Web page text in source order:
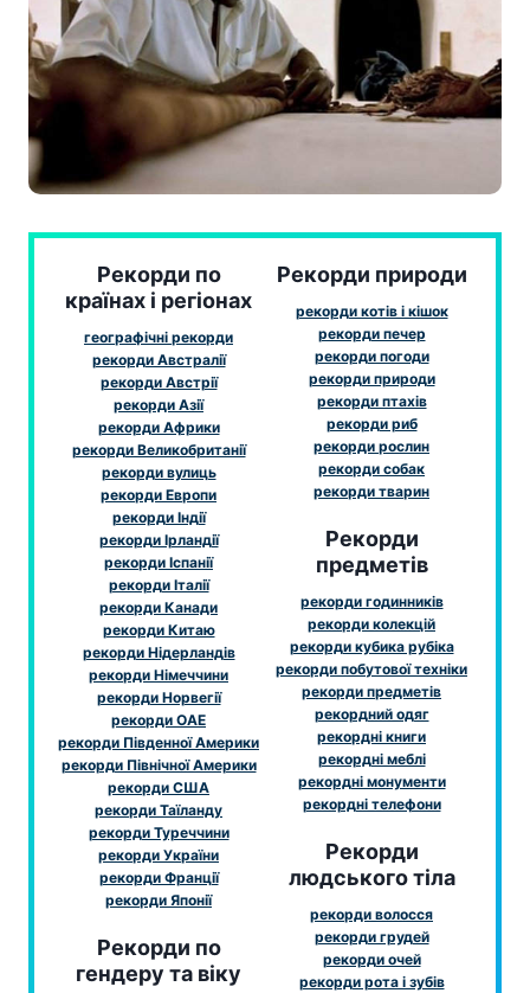
Рекорди по
країнах і регіонах
географічні рекорди
рекорди Австралії
рекорди Австрії
рекорди Азії
рекорди Африки
рекорди Великобританії
рекорди вулиць
рекорди Европи
рекорди Індії
рекорди Ірландії
рекорди Іспанії
рекорди Італії
рекорди Канади
рекорди Китаю
рекорди Нідерландів
рекорди Німеччини
рекорди Норвегії
рекорди ОАЕ
рекорди Південної Америки
рекорди Північної Америки
рекорди США
рекорди Таїланду
рекорди Туреччини
рекорди України
рекорди Франції
рекорди Японії
Рекорди по
гендеру та віку
Рекорди природи
рекорди котів і кішок
рекорди печер
рекорди погоди
рекорди природи
рекорди птахів
рекорди риб
рекорди рослин
рекорди собак
рекорди тварин
Рекорди
предметів
рекорди годинників
рекорди колекцій
рекорди кубика рубіка
рекорди побутової техніки
рекорди предметів
рекордний одяг
рекордні книги
рекордні меблі
рекордні монументи
рекордні телефони
Рекорди
людського тіла
рекорди волосся
рекорди грудей
рекорди очей
рекорди рота і зубів